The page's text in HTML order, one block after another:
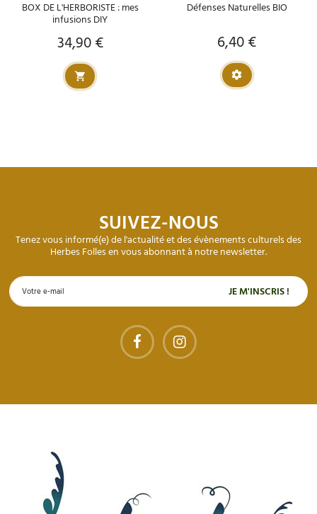
BOX DE L'HERBORISTE : mes
infusions DIY
Prix
34,90 €
Défenses Naturelles BIO
Prix
6,40 €
SUIVEZ-NOUS
Tenez vous informé(e) de l'actualité et des évènements culturels des
Herbes Folles en vous abonnant à notre newsletter.